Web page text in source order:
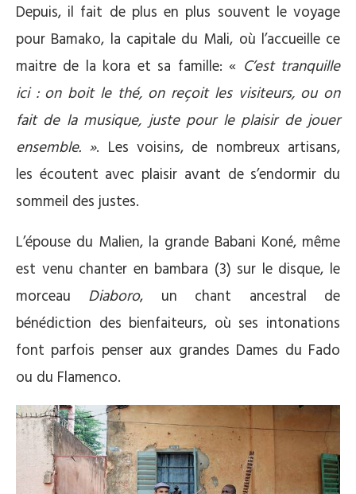
Depuis, il fait de plus en plus souvent le voyage
pour Bamako, la capitale du Mali, où l’accueille ce
maitre de la kora et sa famille: « C’est tranquille
ici : on boit le thé, on reçoit les visiteurs, ou on
fait de la musique, juste pour le plaisir de jouer
ensemble. ». Les voisins, de nombreux artisans,
les écoutent avec plaisir avant de s’endormir du
sommeil des justes.
L’épouse du Malien, la grande Babani Koné, même
est venu chanter en bambara (3) sur le disque, le
morceau Diaboro, un chant ancestral de
bénédiction des bienfaiteurs, où ses intonations
font parfois penser aux grandes Dames du Fado
ou du Flamenco.